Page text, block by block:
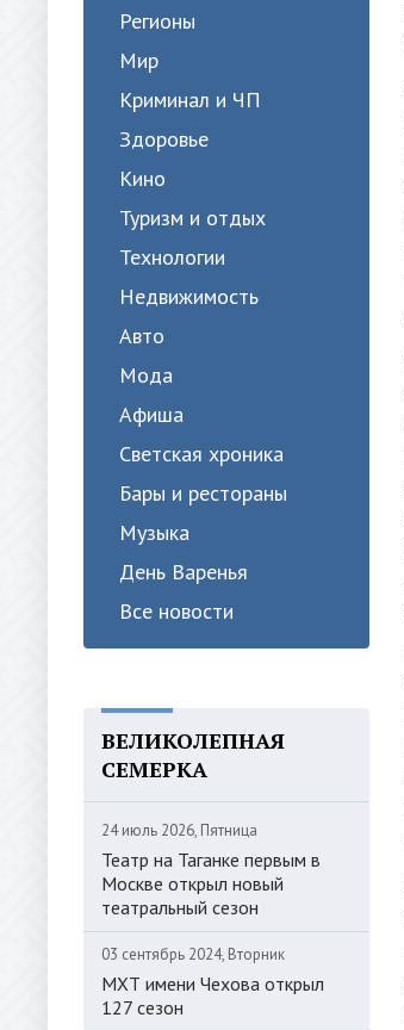
Регионы
Мир
Криминал и ЧП
Здоровье
Кино
Туризм и отдых
Технологии
Недвижимость
Авто
Мода
Афиша
Светская хроника
Бары и рестораны
Музыка
День Варенья
Все новости
ВЕЛИКОЛЕПНАЯ
СЕМЕРКА
24 июль 2026, Пятница
Театр на Таганке первым в
Москве открыл новый
театральный сезон
03 сентябрь 2024, Вторник
МХТ имени Чехова открыл
127 сезон